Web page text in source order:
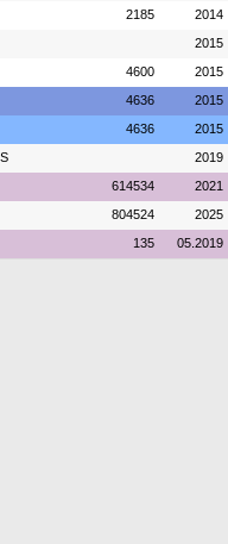
2185 2014
2015
4600 2015
4636 2015
4636 2015
2019
614534 2021
804524 2025
135 05.2019